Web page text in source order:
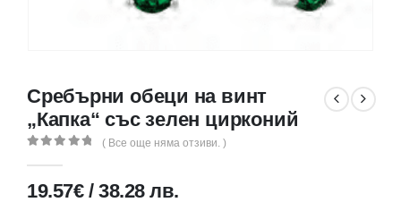
Сребърни обеци на винт
„Капка“ със зелен цирконий
( Все още няма отзиви. )
19.57€ /38.28лв.